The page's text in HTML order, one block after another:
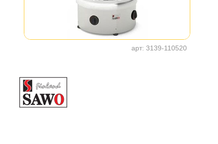
арт: 3139-110520